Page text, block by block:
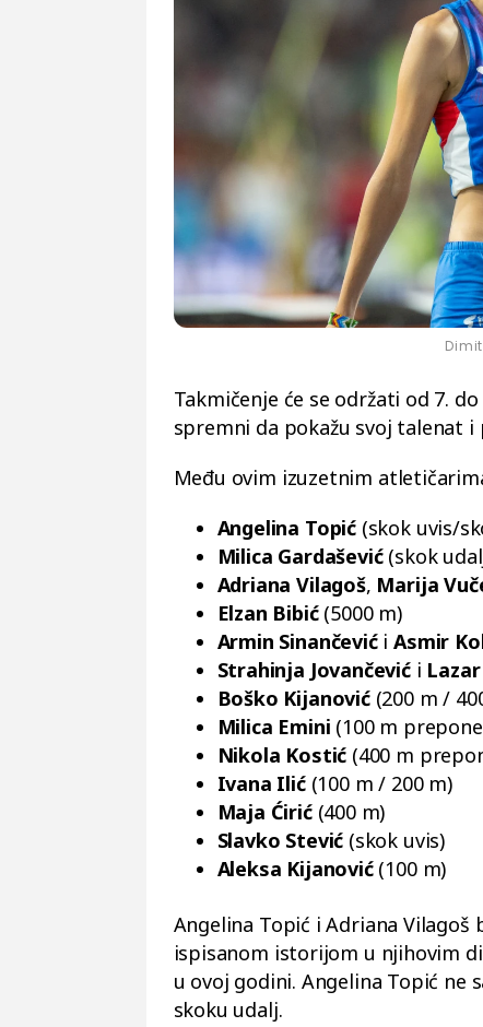
Takmičenje će se održati od 7.
spremni da pokažu svoj talenat i
Među ovim izuzetnim
Angelina Topić(skok uvis/
Milica Gardašević(skok
Adriana Vilagoš, Marija
Elzan Bibić(5000 m)
Armin SinančevićiAsmir
Strahinja Jovančevići
Boško Kijanović(200 m /
Milica Emini (100 m
Nikola Kostić (400 m
Ivana Ilić(100 m / 200 m)
Maja Ćirić(400 m)
Slavko Stević (skok uvis)
Aleksa Kijanović(100 m)
Angelina Topić i Adriana Vilagoš
ispisanom istorijom u njihovim
u ovoj godini. Angelina Topić ne
skoku udalj.